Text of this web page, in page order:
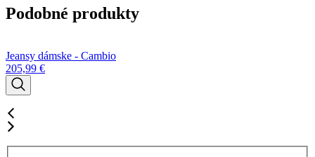
Tom
Podobné produkty
Jeansy dámske - Cambio
205,99 €